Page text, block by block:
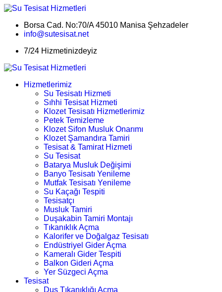
Borsa Cad. No:70/A 45010 Manisa Şehzadeler
info@sutesisat.net
7/24 Hizmetinizdeyiz
Hizmetlerimiz
Su Tesisatı Hizmeti
Sıhhi Tesisat Hizmeti
Klozet Tesisatı Hizmetlerimiz
Petek Temizleme
Klozet Sifon Musluk Onarımı
Klozet Şamandıra Tamiri
Tesisat & Tamirat Hizmeti
Su Tesisat
Batarya Musluk Değişimi
Banyo Tesisatı Yenileme
Mutfak Tesisatı Yenileme
Su Kaçağı Tespiti
Tesisatçı
Musluk Tamiri
Duşakabin Tamiri Montajı
Tıkanıklık Açma
Kalorifer ve Doğalgaz Tesisatı
Endüstriyel Gider Açma
Kameralı Gider Tespiti
Balkon Gideri Açma
Yer Süzgeci Açma
Tesisat
Duş Tıkanıklığı Açma